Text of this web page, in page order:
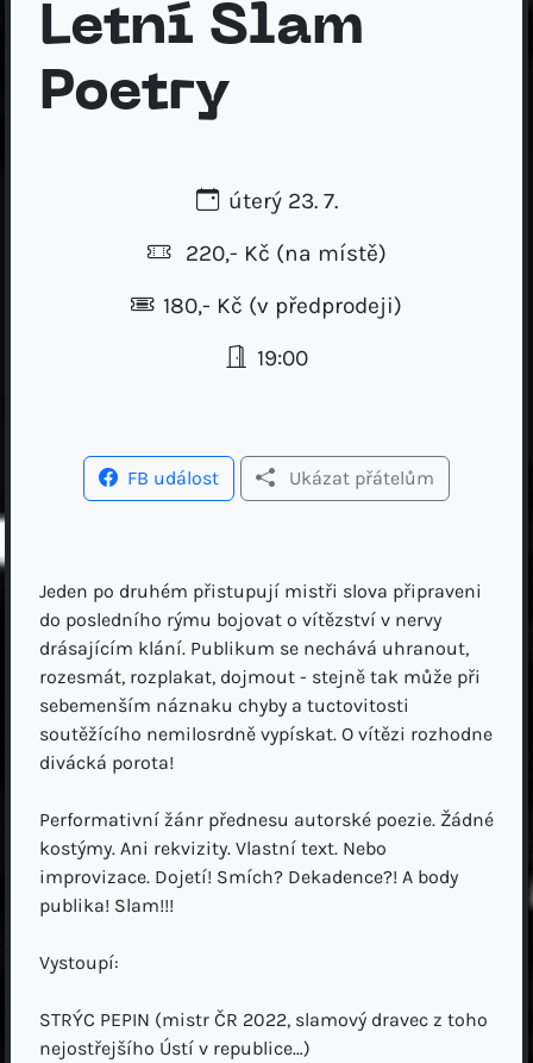
Letní Slam
Poetry
úterý 23. 7.
220,- Kč (na místě)
180,- Kč (v předprodeji)
19:00
FB událost Ukázat přátelům
Jeden po druhém přistupují mistři slova připraveni
do posledního rýmu bojovat o vítězství v nervy
drásajícím klání. Publikum se nechává uhranout,
rozesmát, rozplakat, dojmout - stejně tak může při
sebemenším náznaku chyby a tuctovitosti
soutěžícího nemilosrdně vypískat. O vítězi rozhodne
divácká porota!
Performativní žánr přednesu autorské poezie. Žádné
kostýmy. Ani rekvizity. Vlastní text. Nebo
improvizace. Dojetí! Smích? Dekadence?! A body
publika! Slam!!!
Vystoupí:
STRÝC PEPIN (mistr ČR 2022, slamový dravec z toho
nejostřejšího Ústí v republice…)